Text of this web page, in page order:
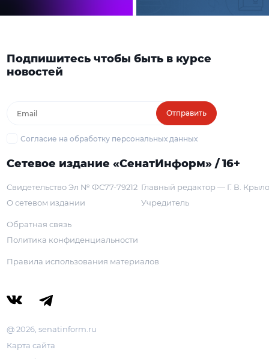
Подпишитесь чтобы быть в курсе
новостей
Отправить
Согласие на обработку персональных данных
Сетевое издание «СенатИнформ» / 16+
Свидетельство Эл № ФС77-79212
О сетевом издании
Главный редактор — Г. В.
Учредитель
Обратная связь
Политика конфиденциальности
Правила использования материалов
@ 2026, senatinform.ru
Карта сайта